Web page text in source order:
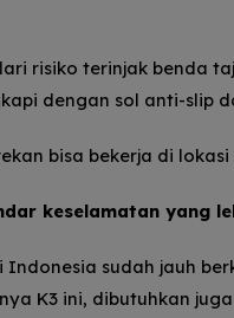
risiko terinjak benda
dengan sol anti-slip
bisa bekerja di
keselamatan yang
sudah jauh
K3 ini, dibutuhkan